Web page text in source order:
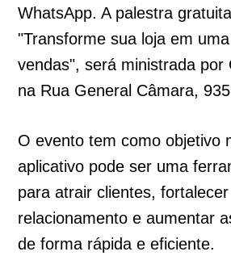
WhatsApp. A palestra
"Transforme sua loja em
vendas", será ministrada por
na Rua General Câmara,
O evento tem como objetivo
aplicativo pode ser uma
para atrair clientes,
relacionamento e aumentar
de forma rápida e eficiente.